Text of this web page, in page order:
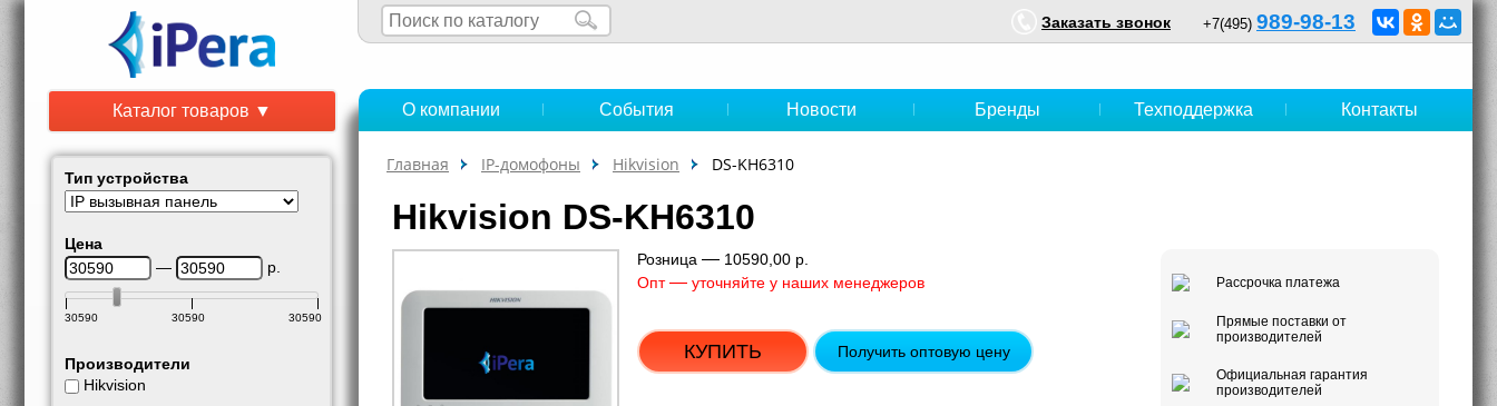
+7(495) 989-98-13
Заказать звонок
Каталог товаров ▼
Тип устройства
Цена
—
р.
30590 30590 30590
Производители
Hikvision
О компании События Новости Бренды Техподдержка Контакты
Главная IP-домофоны Hikvision DS-KH6310
Hikvision DS-KH6310
Розница — 10590,00 р.
Опт— уточняйте у наших менеджеров
КУПИТЬ Получить оптовую цену
Рассрочка платежа
Прямые поставки от
производителей
Официальная гарантия
производителей